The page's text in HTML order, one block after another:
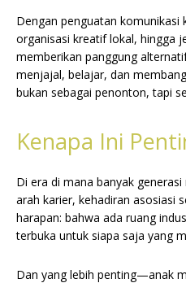
Dengan penguatan komunikasi
organisasi kreatif lokal, hingga
memberikan panggung
menjajal, belajar, dan
bukan sebagai penonton, tapi
Kenapa Ini
Di era di mana banyak
arah karier, kehadiran asosiasi
harapan: bahwa ada ruang
terbuka untuk siapa saja yang
Dan yang lebih penting—anak